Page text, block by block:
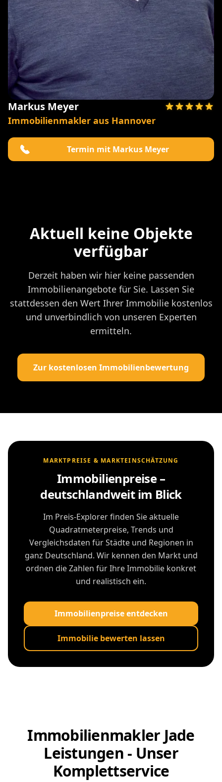
Markus Meyer
Immobilienmakler aus Hannover
Termin mit Markus Meyer
Aktuell keine Objekte
verfügbar
Derzeit haben wir hier keine passenden
Immobilienangebote für Sie. Lassen Sie
stattdessen den Wert Ihrer Immobilie kostenlos
und unverbindlich von unseren Experten
ermitteln.
Zur kostenlosen Immobilienbewertung
MARKTPREISE & MARKTEINSCHÄTZUNG
Immobilienpreise –
deutschlandweit im Blick
Im Preis-Explorer finden Sie aktuelle
Quadratmeterpreise, Trends und
Vergleichsdaten für Städte und Regionen in
ganz Deutschland. Wir kennen den Markt und
ordnen die Zahlen für Ihre Immobilie konkret
und realistisch ein.
Immobilienpreise entdecken
Immobilie bewerten lassen
Immobilienmakler Jade
Leistungen - Unser
Komplettservice